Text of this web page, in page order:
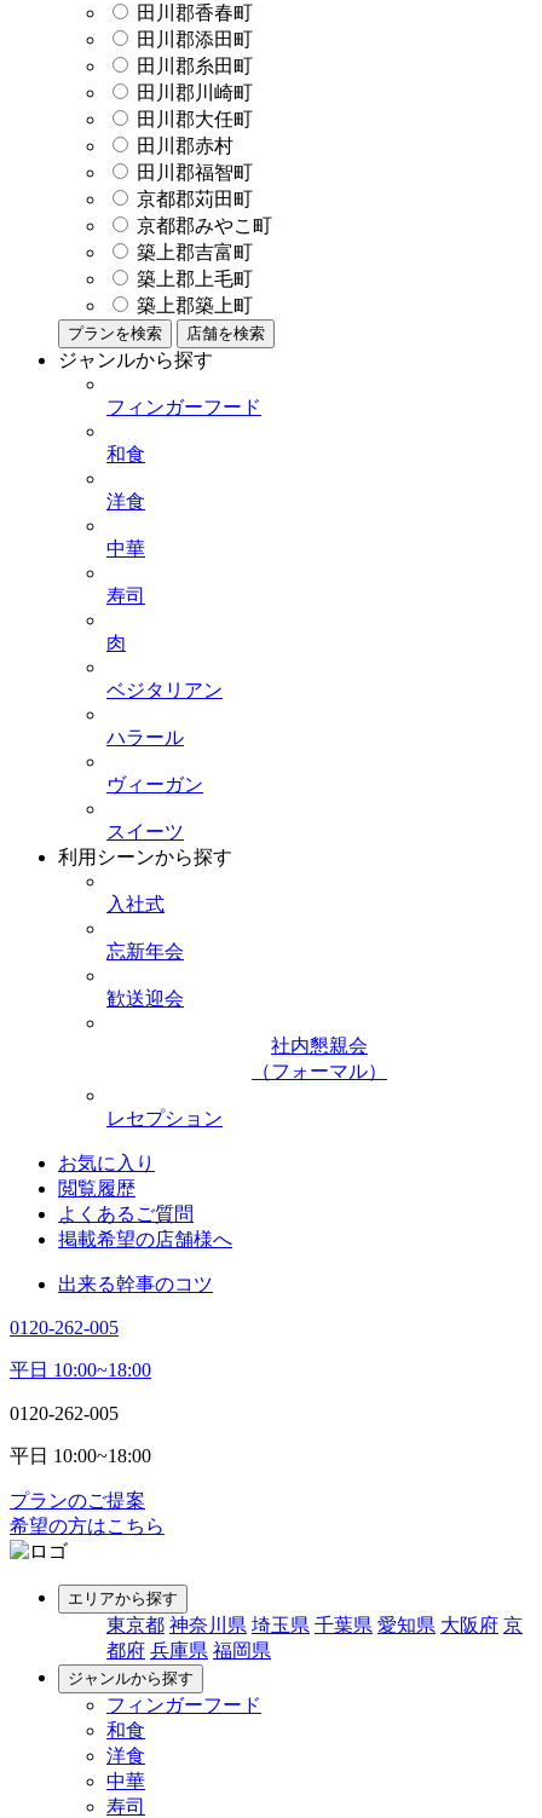
田川郡香春町
田川郡添田町
田川郡糸田町
田川郡川崎町
田川郡大任町
田川郡赤村
田川郡福智町
京都郡苅田町
京都郡みやこ町
築上郡吉富町
築上郡上毛町
築上郡築上町
プランを検索 店舗を検索
ジャンルから探す
フィンガーフード
和食
洋食
中華
寿司
肉
ベジタリアン
ハラール
ヴィーガン
スイーツ
利用シーンから探す
入社式
忘新年会
歓送迎会
社内懇親会
（フォーマル）
レセプション
お気に入り
閲覧履歴
よくあるご質問
掲載希望の店舗様へ
出来る幹事のコツ
0120-262-005
平日 10:00~18:00
0120-262-005
平日 10:00~18:00
プランのご提案
希望の方はこちら
エリアから探す
東京都 神奈川県 埼玉県 千葉県 愛知県 大阪府 京
都府 兵庫県 福岡県
ジャンルから探す
フィンガーフード
和食
洋食
中華
寿司